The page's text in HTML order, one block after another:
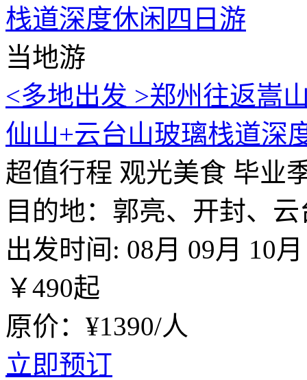
当地游
<多地出发 >郑州往返嵩
仙山+云台山玻璃栈道深
超值行程 观光美食 毕业
目的地：郭亮、开封、
出发时间: 08月 09月 10月
￥490起
原价：¥1390/人
立即预订